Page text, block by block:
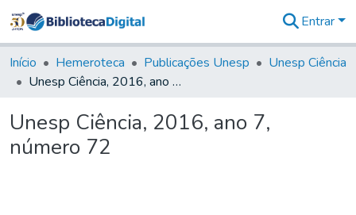
&
Coleções
Tudo na
Digital
Entrar
Início Hemeroteca Publicações Unesp
Unesp Ciência
Unesp Ciência, 2016, ano 7, número 72
Unesp Ciência, 2016, ano 7,
número 72